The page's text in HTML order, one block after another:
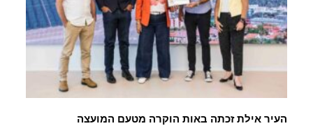
העיר אילת זכתה באות הוקרה מטעם המועצה